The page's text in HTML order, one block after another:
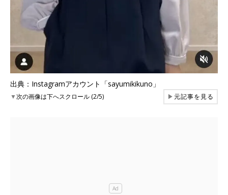
出典：Instagramアカウント「sayumikikuno」
▼次の画像は下へスクロール (2/5) ▶元記事を見る